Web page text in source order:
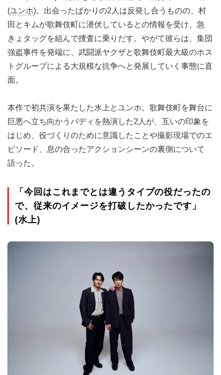
(ユンホ)。出会ったばかりの2人は反発し合うものの、村
田とキムが歌舞伎町に潜伏しているとの情報を受け、急
きょタッグを組んで捜査に乗りだす。やがて彼らは、集団
強盗事件を発端に、武闘派ヤクザと歌舞伎町最大級のホス
トグループによる大規模な抗争へと発展していく事態に直
面。
本作で初共演を果たした水上とユンホ。歌舞伎町を舞台に
巨悪へ立ち向かうバディを熱演した2人が、互いの印象を
はじめ、役づくりのために意識したことや撮影現場でのエ
ピソード、息の合ったアクションシーンの裏側について
語った。
「今回はこれまでとは違うタイプの役だったの
で、従来のイメージを打破したかったです」
(水上)